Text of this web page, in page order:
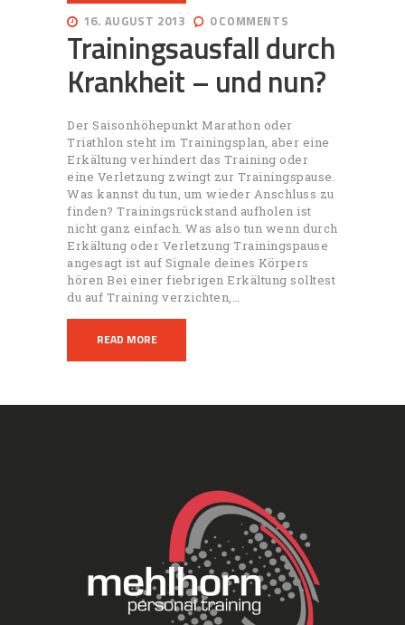
16. AUGUST 2013 0COMMENTS
Trainingsausfall durch
Krankheit – und nun?
Der Saisonhöhepunkt Marathon oder
Triathlon steht im Trainingsplan, aber eine
Erkältung verhindert das Training oder
eine Verletzung zwingt zur Trainingspause.
Was kannst du tun, um wieder Anschluss zu
finden? Trainingsrückstand aufholen ist
nicht ganz einfach. Was also tun wenn durch
Erkältung oder Verletzung Trainingspause
angesagt ist auf Signale deines Körpers
hören Bei einer fiebrigen Erkältung solltest
du auf Training verzichten,…
READ MORE